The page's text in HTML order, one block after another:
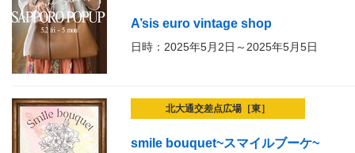
A’sis euro vintage shop
日時：2025年5月2日～2025年5月5日
北大通交差点広場［東］
smile bouquet~スマイルブーケ~